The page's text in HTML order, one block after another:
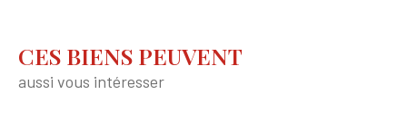
CES BIENS PEUVENT
aussi vous intéresser